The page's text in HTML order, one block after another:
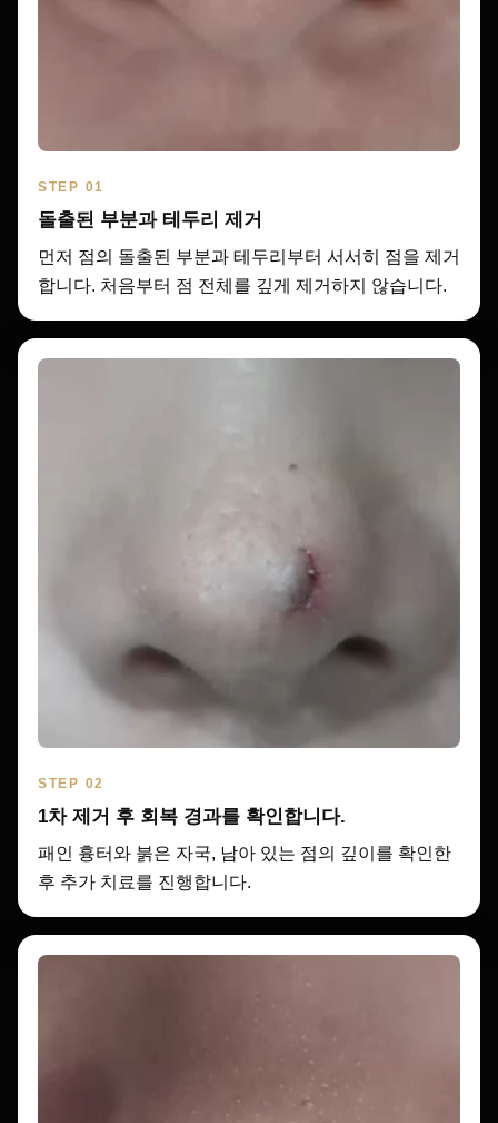
STEP 01
돌출된 부분과 테두리 제거
먼저 점의 돌출된 부분과 테두리부터 서서히 점을 제거
합니다. 처음부터 점 전체를 깊게 제거하지 않습니다.
STEP 02
1차 제거 후 회복 경과를 확인합니다.
패인 흉터와 붉은 자국, 남아 있는 점의 깊이를 확인한
후 추가 치료를 진행합니다.